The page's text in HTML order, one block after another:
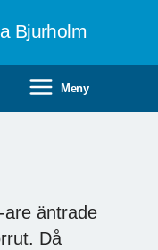
Bjurholm
Meny
are äntrade
Då